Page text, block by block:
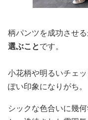
柄パンツを成功させる
選ぶことです。
小花柄や明るいチェ
ぽい印象になりがち。
シックな色合いに幾